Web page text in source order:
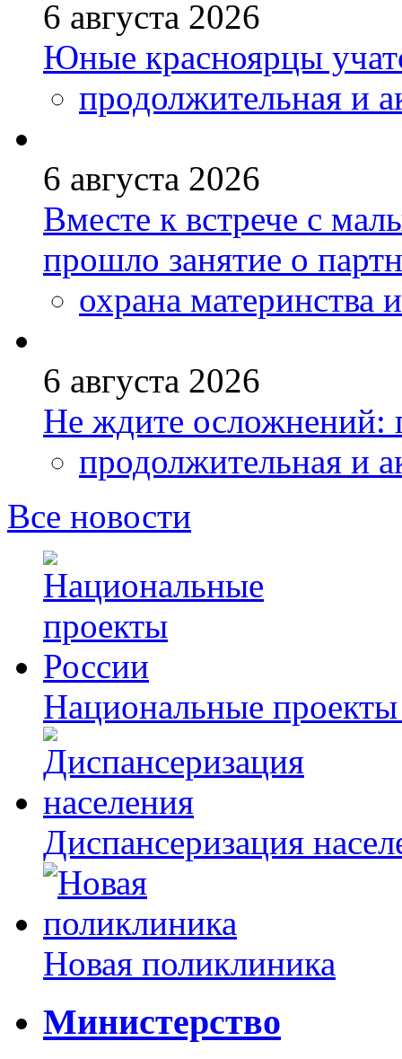
6 августа 2026
Юные красноярцы
продолжительная и
6 августа 2026
Вместе к встрече с
прошло занятие о
охрана материнства
6 августа 2026
Не ждите осложнений:
продолжительная и
Все новости
Национальные
Диспансеризация
Новая поликлиника
Министерство